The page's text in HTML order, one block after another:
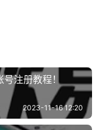
注册教程！
2023-11-16 12:20